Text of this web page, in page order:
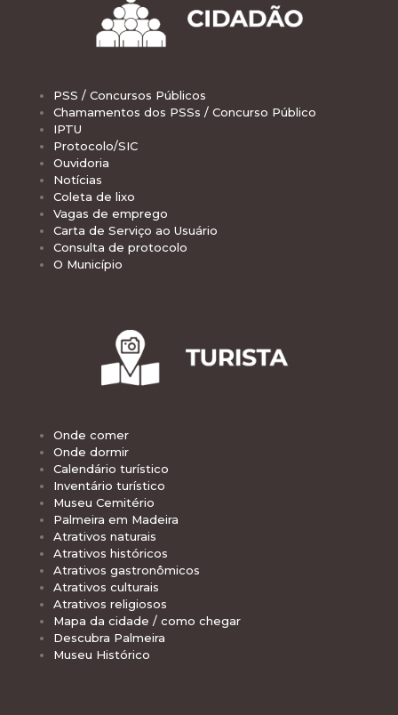
PSS / Concursos Públicos
Chamamentos dos PSSs / Concurso Público
IPTU
Protocolo/SIC
Ouvidoria
Notícias
Coleta de lixo
Vagas de emprego
Carta de Serviço ao Usuário
Consulta de protocolo
O Município
Onde comer
Onde dormir
Calendário turístico
Inventário turístico
Museu Cemitério
Palmeira em Madeira
Atrativos naturais
Atrativos históricos
Atrativos gastronômicos
Atrativos culturais
Atrativos religiosos
Mapa da cidade / como chegar
Descubra Palmeira
Museu Histórico